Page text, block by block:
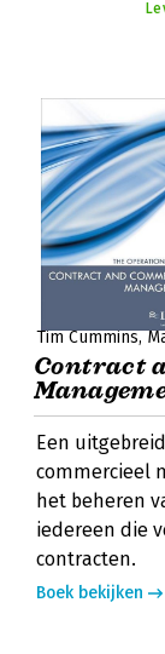
Tim Cummins
Contract
Een
commercieel
het beheren
iedereen die
contracten.
Boek bekijken